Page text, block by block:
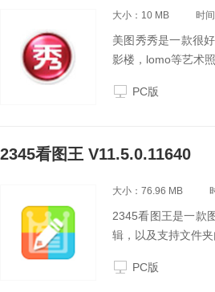
大小：10 MB 时
美图秀秀是一款很
影楼，lomo等艺术
PC版
2345看图王 V11.5.0.11640
大小：76.96 MB
2345看图王是一款
辑，以及支持文件夹
PC版